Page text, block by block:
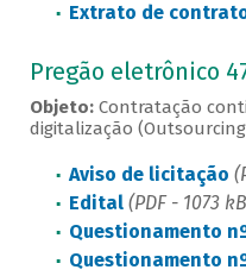
Extrato de
Pregão eletrônico
Objeto: Contratação
digitalização
Aviso de licitação
Edital (PDF - 1073
Questionamento
Questionamento